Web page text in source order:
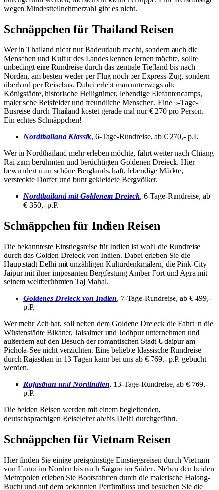
wegen Mindestteilnehmerzahl gibt es nicht.
Schnäppchen für Thailand Reisen
Wer in Thailand nicht nur Badeurlaub macht, sondern auch die
Menschen und Kultur des Landes kennen lernen möchte, sollte
unbedingt eine Rundreise durch das zentrale Tiefland bis nach
Norden, am besten weder per Flug noch per Express-Zug, sondern
überland per Reisebus. Dabei erlebt man unterwegs alte
Königstädte, historische Heiligtümer, lebendige Elefantencamps,
malerische Reisfelder und freundliche Menschen. Eine 6-Tage-
Busreise durch Thailand kostet gerade mal nur € 270 pro Person.
Ein echtes Schnäppchen!
Nordthailand Klassik, 6-Tage-Rundreise, ab € 270,- p.P.
Wer in Nordthailand mehr erleben möchte, fährt weiter nach Chiang
Rai zum berühmten und berüchtigten Goldenen Dreieck. Hier
bewundert man schöne Berglandschaft, lebendige Märkte,
versteckte Dörfer und bunt gekleidete Bergvölker.
Nordthailand mit Goldenem Dreieck, 6-Tage-Rundreise, ab
€ 350,- p.P.
Schnäppchen für Indien Reisen
Die bekannteste Einstiegsreise für Indien ist wohl die Rundreise
durch das Golden Dreieck von Indien. Dabei erleben Sie die
Hauptstadt Delhi mit unzähligen Kulturdenkmälern, die Pink-City
Jaipur mit ihrer imposanten Bergfestung Amber Fort und Agra mit
seinem weltberühmten Taj Mahal.
Goldenes Dreieck von Indien, 7-Tage-Rundreise, ab € 499,-
p.P.
Wer mehr Zeit hat, soll neben dem Goldene Dreieck die Fahrt in die
Wüstenstädte Bikaner, Jaisalmer und Jodhpur unternehmen und
außerdem auf den Besuch der romantischen Stadt Udaipur am
Pichola-See nicht verzichten. Eine beliebte klassische Rundreise
durch Rajasthan in 13 Tagen kann bei uns ab € 769,- p.P. gebucht
werden.
Rajasthan und Nordindien, 13-Tage-Rundreise, ab € 769,-
p.P.
Die beiden Reisen werden mit einem begleitenden,
deutschsprachigen Reiseleiter ab/bis Delhi durchgeführt.
Schnäppchen für Vietnam Reisen
Hier finden Sie einige preisgünstige Einstiegsreisen durch Vietnam
von Hanoi im Norden bis nach Saigon im Süden. Neben den beiden
Metropolen erleben Sie Bootsfahrten durch die malerische Halong-
Bucht und auf dem bekannten Perfümfluss und besuchen Sie die